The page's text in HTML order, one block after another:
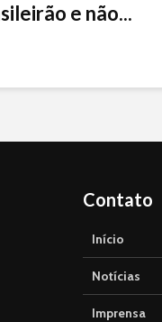
e não...
Contato
Início
Notícias
Imprensa